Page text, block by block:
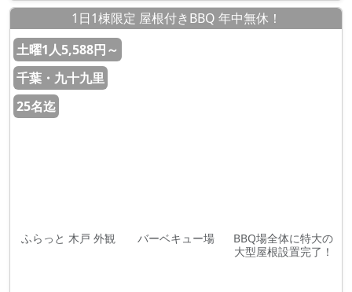
1日1棟限定 屋根付きBBQ 年中無休！
土曜1人5,588円～
千葉・九十九里
25名迄
ふらっと 木戸 外観 バーベキュー場
BBQ場全体に特大の
大型屋根設置完了！